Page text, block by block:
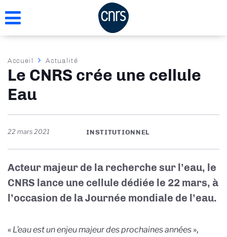
au
Fil
d'Ariane
Accueil Actualité
Le CNRS crée une cellule
Eau
22 mars 2021 INSTITUTIONNEL
Acteur majeur de la recherche sur l’eau, le
CNRS lance une cellule dédiée le 22 mars, à
l’occasion de la Journée mondiale de l’eau.
« L’eau est un enjeu majeur des prochaines années »,